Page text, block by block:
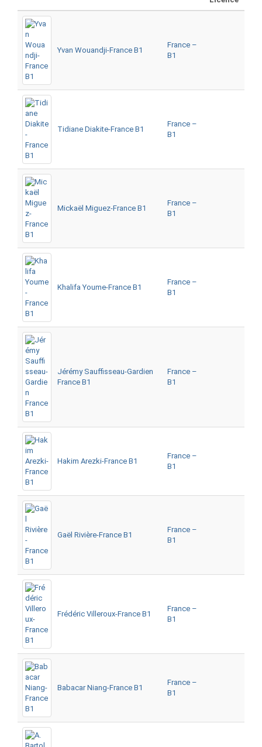
Yvan Wouandji-France B1
France –
B1
Tidiane Diakite-France B1
France –
B1
Mickaël Miguez-France B1
France –
B1
Khalifa Youme-France B1
France –
B1
Jérémy Sauffisseau-Gardien
France B1
France –
B1
Hakim Arezki-France B1
France –
B1
Gaël Rivière-France B1
France –
B1
Frédéric Villeroux-France B1
France –
B1
Babacar Niang-France B1
France –
B1